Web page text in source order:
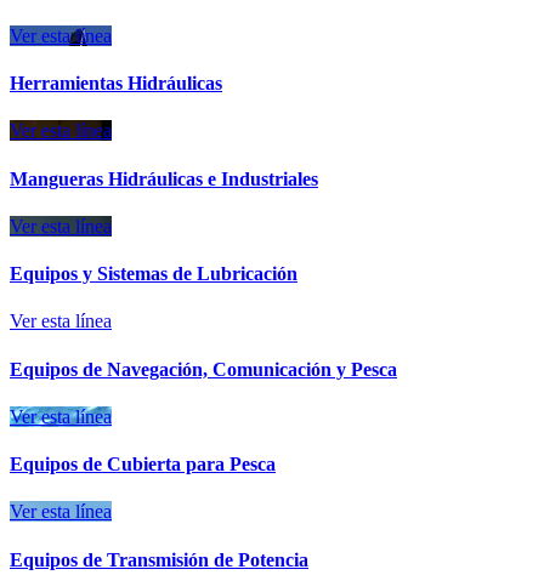
Ver esta línea
Herramientas Hidráulicas
Ver esta línea
Mangueras Hidráulicas e Industriales
Ver esta línea
Equipos y Sistemas de Lubricación
Ver esta línea
Equipos de Navegación, Comunicación y Pesca
Ver esta línea
Equipos de Cubierta para Pesca
Ver esta línea
Equipos de Transmisión de Potencia